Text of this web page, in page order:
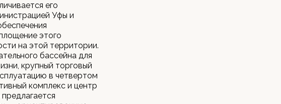
его
Уфы и
этого
на этой территории.
бассейна для
крупный торговый
в четвертом
комплекс и центр